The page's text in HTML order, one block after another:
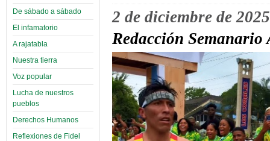
De sábado a sábado
El infamatorio
A rajatabla
Nuestra tierra
Voz popular
Lucha de nuestros
pueblos
Derechos Humanos
Reflexiones de Fidel
2 de diciembre de 2025
Redacción